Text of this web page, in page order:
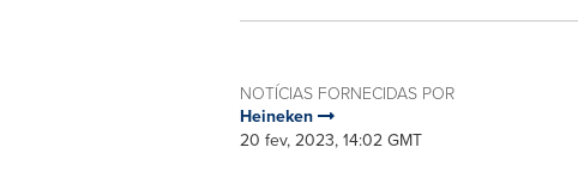
NOTÍCIAS FORNECIDAS POR
Heineken
20 fev, 2023, 14:02 GMT